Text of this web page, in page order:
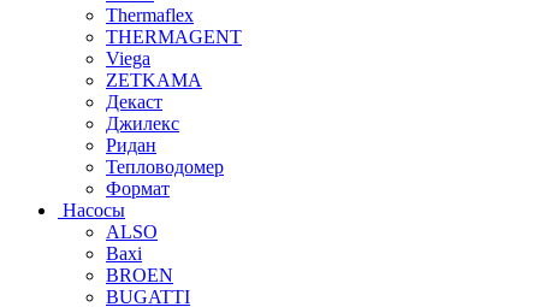
Thermaflex
THERMAGENT
Viega
ZETKAMA
Декаст
Джилекс
Ридан
Тепловодомер
Формат
Насосы
ALSO
Baxi
BROEN
BUGATTI